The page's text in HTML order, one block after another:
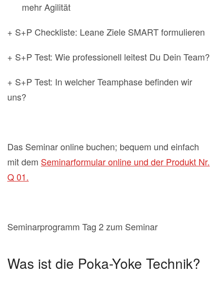
mehr Agilität
+ S+P Checkliste: Leane Ziele SMART formulieren
+ S+P Test: Wie professionell leitest Du Dein Team?
+ S+P Test: In welcher Teamphase befinden wir
uns?
Das Seminar online buchen; bequem und einfach
mit dem Seminarformular online und der Produkt Nr.
Q 01.
Seminarprogramm Tag 2 zum Seminar
Was ist die Poka-Yoke Technik?